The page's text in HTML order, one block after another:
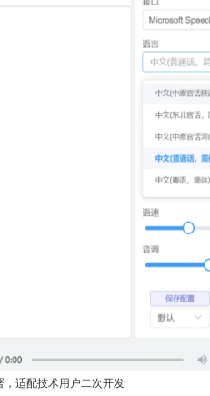
，适配技术用户二次开发